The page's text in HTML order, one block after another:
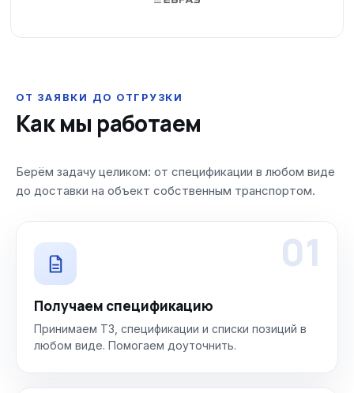
ОТ ЗАЯВКИ ДО ОТГРУЗКИ
Как мы работаем
Берём задачу целиком: от спецификации в любом виде
до доставки на объект собственным транспортом.
01
Получаем спецификацию
Принимаем ТЗ, спецификации и списки позиций в
любом виде. Помогаем доуточнить.